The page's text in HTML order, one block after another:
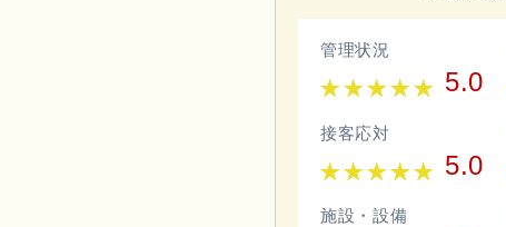
管理状況
5.0
接客応対
5.0
施設・設備